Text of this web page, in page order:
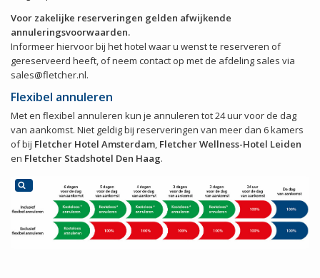
Voor zakelijke reserveringen gelden afwijkende
annuleringsvoorwaarden.
Informeer hiervoor bij het hotel waar u wenst te reserveren of
gereserveerd heeft, of neem contact op met de afdeling sales via
sales@fletcher.nl.
Flexibel annuleren
Met en flexibel annuleren kun je annuleren tot 24 uur voor de dag
van aankomst. Niet geldig bij reserveringen van meer dan 6 kamers
of bij Fletcher Hotel Amsterdam, Fletcher Wellness-Hotel Leiden
en Fletcher Stadshotel Den Haag.